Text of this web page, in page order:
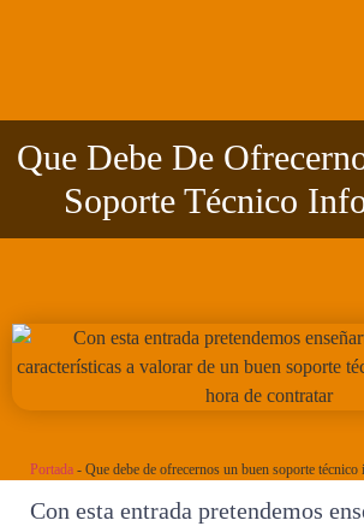
Que Debe De
Soporte Técnico
Portada - Que debe de ofrecernos un buen soporte
Con esta entrada pretendemos